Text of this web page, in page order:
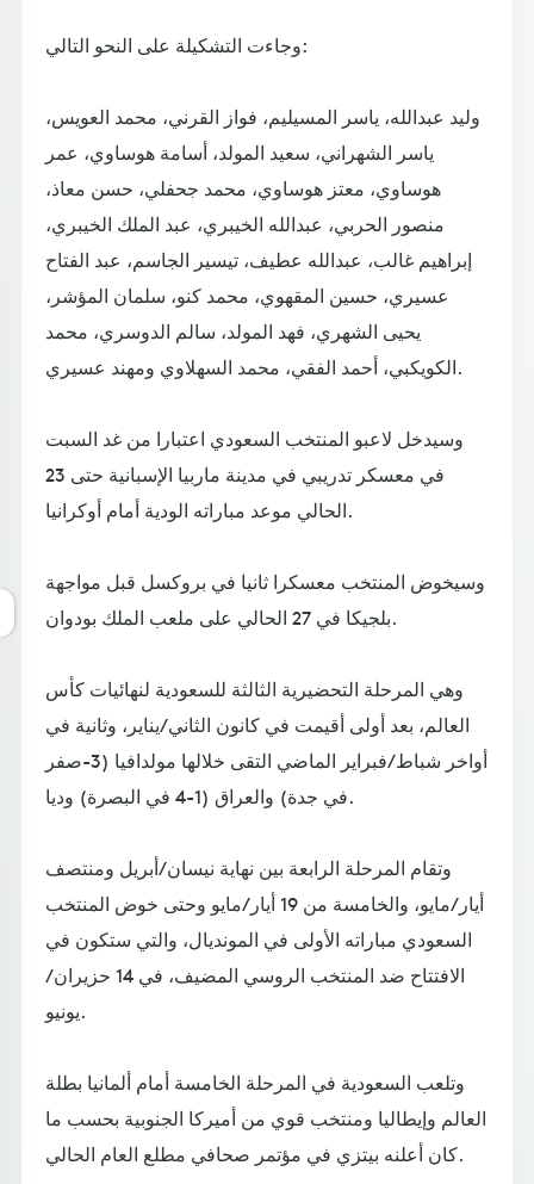
وجاءت التشكيلة على النحو التالي:
وليد عبدالله، ياسر المسيليم، فواز القرني، محمد العويس،
ياسر الشهراني، سعيد المولد، أسامة هوساوي، عمر
هوساوي، معتز هوساوي، محمد جحفلي، حسن معاذ،
منصور الحربي، عبدالله الخيبري، عبد الملك الخيبري،
إبراهيم غالب، عبدالله عطيف، تيسير الجاسم، عبد الفتاح
عسيري، حسين المقهوي، محمد كنو، سلمان المؤشر،
يحيى الشهري، فهد المولد، سالم الدوسري، محمد
الكويكبي، أحمد الفقي، محمد السهلاوي ومهند عسيري.
وسيدخل لاعبو المنتخب السعودي اعتبارا من غد السبت
في معسكر تدريبي في مدينة ماربيا الإسبانية حتى 23
الحالي موعد مباراته الودية أمام أوكرانيا.
وسيخوض المنتخب معسكرا ثانيا في بروكسل قبل مواجهة
بلجيكا في 27 الحالي على ملعب الملك بودوان.
وهي المرحلة التحضيرية الثالثة للسعودية لنهائيات كأس
العالم، بعد أولى أقيمت في كانون الثاني/يناير، وثانية في
أواخر شباط/فبراير الماضي التقى خلالها مولدافيا (3-صفر
في جدة) والعراق (1-4 في البصرة) وديا.
وتقام المرحلة الرابعة بين نهاية نيسان/أبريل ومنتصف
أيار/مايو، والخامسة من 19 أيار/مايو وحتى خوض المنتخب
السعودي مباراته الأولى في المونديال، والتي ستكون في
الافتتاح ضد المنتخب الروسي المضيف، في 14 حزيران/
يونيو.
وتلعب السعودية في المرحلة الخامسة أمام ألمانيا بطلة
العالم وإيطاليا ومنتخب قوي من أميركا الجنوبية بحسب ما
كان أعلنه بيتزي في مؤتمر صحافي مطلع العام الحالي.